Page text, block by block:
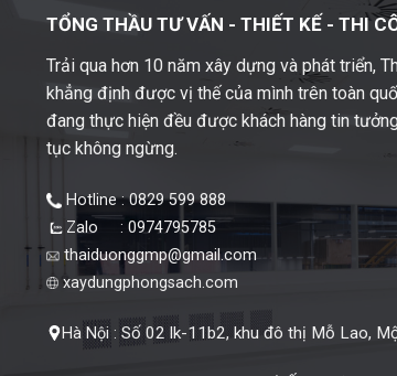
TỔNG THẦU TƯ VẤN - THIẾT KẾ - THI
Trải qua hơn 10 năm xây dựng và phát triển,
khẳng định được vị thế của mình trên toàn
đang thực hiện đều được khách hàng tin
tục không ngừng.
Hotline : 0829 599 888
Zalo : 0974795785
thaiduonggmp@gmail.com
xaydungphongsach.com
Hà Nội :Số 02 lk-11b2, khu đô thị Mỗ Lao,